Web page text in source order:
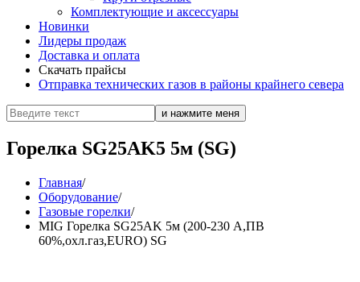
Комплектующие и аксессуары
Новинки
Лидеры продаж
Доставка и оплата
Скачать прайсы
Отправка технических газов в районы крайнего севера
Горелка SG25AK5 5м (SG)
Главная/
Оборудование/
Газовые горелки/
MIG Горелка SG25AK 5м (200-230 А,ПВ
60%,охл.газ,EURO) SG